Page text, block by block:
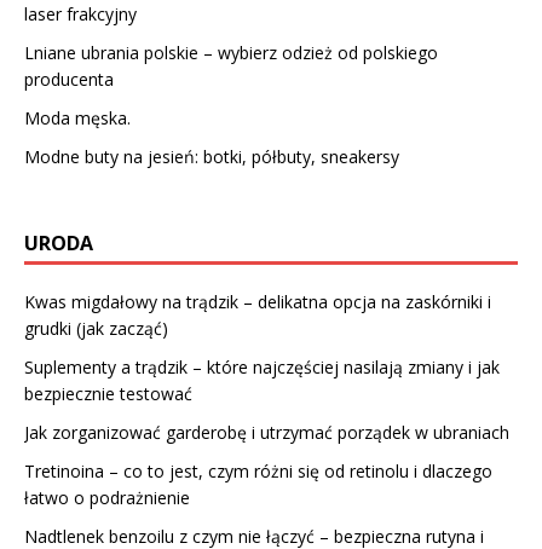
laser frakcyjny
Lniane ubrania polskie – wybierz odzież od polskiego
producenta
Moda męska.
Modne buty na jesień: botki, półbuty, sneakersy
URODA
Kwas migdałowy na trądzik – delikatna opcja na zaskórniki i
grudki (jak zacząć)
Suplementy a trądzik – które najczęściej nasilają zmiany i jak
bezpiecznie testować
Jak zorganizować garderobę i utrzymać porządek w ubraniach
Tretinoina – co to jest, czym różni się od retinolu i dlaczego
łatwo o podrażnienie
Nadtlenek benzoilu z czym nie łączyć – bezpieczna rutyna i